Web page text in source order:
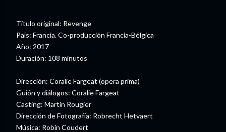
Título original: Revenge
País: Francia. Co-producción Francia-Bélgica
Año: 2017
Duración: 108 minutos
Dirección: Coralie Fargeat (opera prima)
Guión y diálogos: Coralie Fargeat
Casting: Martín Rougier
Dirección de Fotografía: Robrecht Hetvaert
Música: Robin Coudert